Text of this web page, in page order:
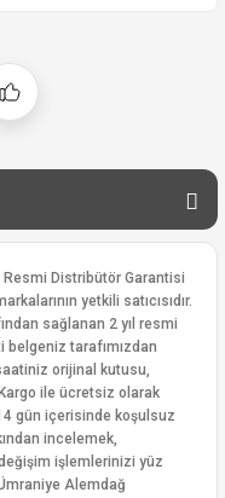
Resmi Distribütör Garantisi
yetkili satıcısıdır.
sağlanan 2 yıl resmi
tarafımızdan
orijinal kutusu,
ile ücretsiz olarak
14 gün içerisinde koşulsuz
incelemek,
işlemlerinizi yüz
Alemdağ